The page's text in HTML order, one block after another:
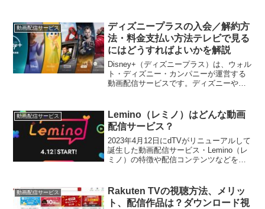
ているなら参考にしてみてください。
動画配信サービス
ディズニープラスの入会／解約方
法・料金支払い方法テレビで見る
にはどうすればよいかを解説
Disney+（ディズニープラス）は、ウォル
ト・ディズニー・カンパニーが運営する
動画配信サービスです。ディズニーやピ
度のエミー賞・ゴールデングローブ賞を
受賞して話題...
動画配信サービス
Lemino（レミノ）はどんな動画
配信サービス？
2023年4月12日にdTVがリニューアルして
誕生した動画配信サービス・Lemino（レ
ミノ）の特徴や配信コンテンツなどを紹
動画配信サービス
Rakuten TVの視聴方法、メリッ
ト、配信作品は？ダウンロード視